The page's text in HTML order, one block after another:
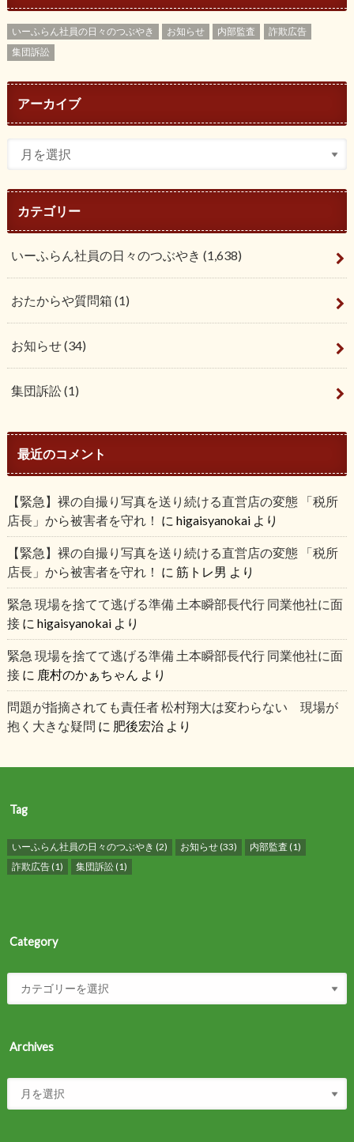
いーふらん社員の日々のつぶやき お知らせ 内部監査
詐欺広告
集団訴訟
アーカイブ
カテゴリー
いーふらん社員の日々のつぶやき (1,638)
おたからや質問箱 (1)
お知らせ(34)
集団訴訟(1)
最近のコメント
【緊急】裸の自撮り写真を送り続ける直営店の変態 「税所
店長」から被害者を守れ！ に higaisyanokaiより
【緊急】裸の自撮り写真を送り続ける直営店の変態 「税所
店長」から被害者を守れ！ に 筋トレ男 より
緊急 現場を捨てて逃げる準備 土本瞬部長代行 同業他社に面
接に higaisyanokaiより
緊急 現場を捨てて逃げる準備 土本瞬部長代行 同業他社に面
接に 鹿村のかぁちゃん より
問題が指摘されても責任者 松村翔大は変わらない 現場が
抱く大きな疑問 に 肥後宏治より
Tag
いーふらん社員の日々のつぶやき (2) お知らせ(33) 内部監査 (1)
詐欺広告(1) 集団訴訟(1)
Category
Archives